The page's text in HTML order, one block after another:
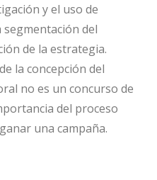
y el uso de
del
de la estrategia.
la concepción del
no es un concurso de
del proceso
una campaña.